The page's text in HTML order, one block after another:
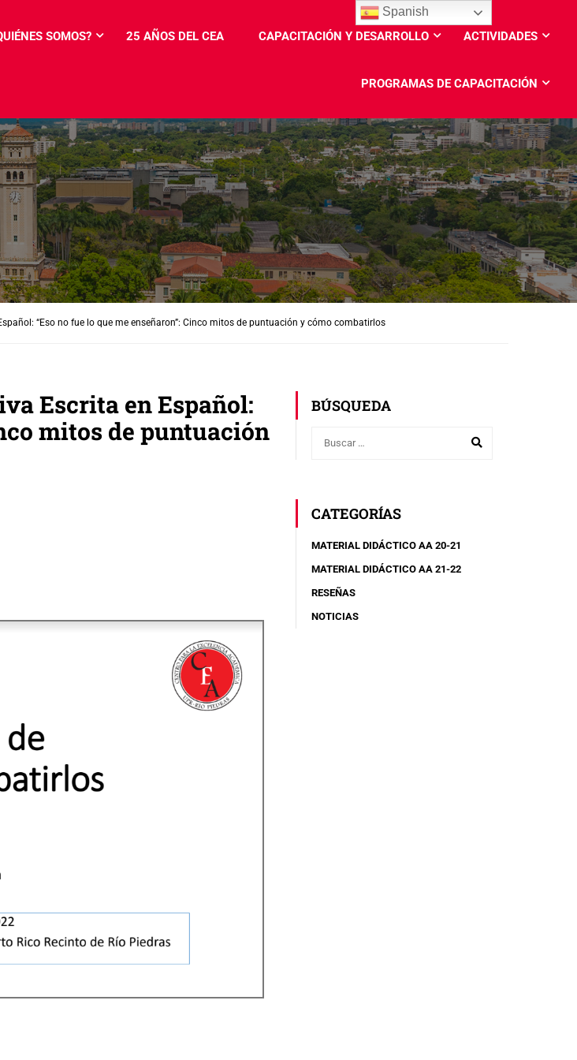
SOMOS? 25 AÑOS DEL CEA CAPACITACIÓN Y DESARROLLO ACTIVIDADES
PROGRAMAS DE CAPACITACIÓN
“Eso no fue lo que me enseñaron”: Cinco mitos de puntuación y cómo combatirlos
Escrita en Español:
mitos de puntuación
BÚSQUEDA
CATEGORÍAS
MATERIAL DIDÁCTICO AA 20-21
MATERIAL DIDÁCTICO AA 21-22
RESEÑAS
NOTICIAS
Spanish